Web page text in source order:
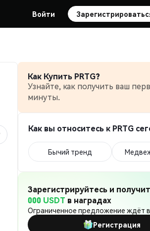
Войти
Как Купить PRTG?
Узнайте, как получить ваш
минуты.
Как вы относитесь к PRTG
Бычий тренд
Зарегистрируйтесь и
000 USDT в наградах
Ограниченное предложение ждёт
Регистрация